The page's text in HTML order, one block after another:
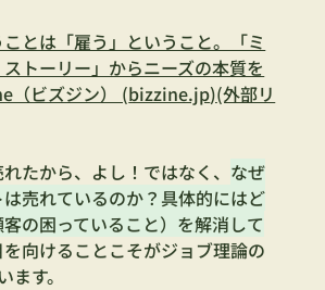
とは「雇う」ということ。「ミ
トーリー」からニーズの本質を
（ビズジン） (bizzine.jp)(外部リ
たから、よし！ではなく、 なぜ
売れているのか？具体的にはど
の困っていること）を解消して
を向けることこそがジョブ理論の
す。